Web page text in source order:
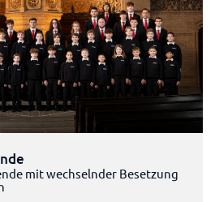
mit wechselnder Besetzung